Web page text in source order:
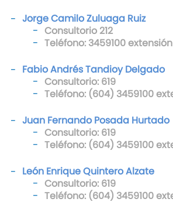
Jorge Camilo Zuluaga Ruiz
Consultorio 212
Teléfono: 3459100
Fabio Andrés Tandioy Delgado
Consultorio: 619
Teléfono: (604) 3459100
Juan Fernando Posada Hurtado
Consultorio: 619
Teléfono: (604) 3459100
León Enrique Quintero Alzate
Consultorio: 619
Teléfono: (604) 3459100